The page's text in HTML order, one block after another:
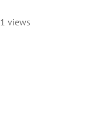
1 views